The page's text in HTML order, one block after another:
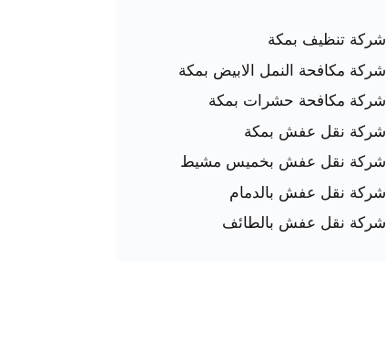
شركة تنظيف بمكة
شركة مكافحة النمل الابيض بمكة
شركة مكافحة حشرات بمكة
شركة نقل عفش بمكة
شركة نقل عفش بخميس مشيط
شركة نقل عفش بالدمام
شركة نقل عفش بالطائف